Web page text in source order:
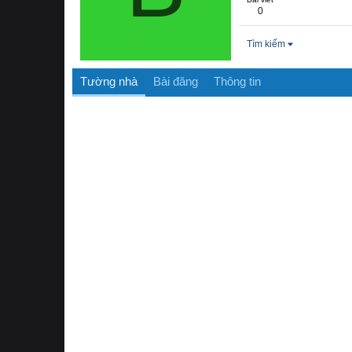
0
Tìm kiếm
Tường nhà Bài đăng Thông tin